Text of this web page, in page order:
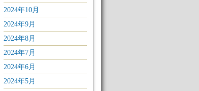
2024年10月
2024年9月
2024年8月
2024年7月
2024年6月
2024年5月